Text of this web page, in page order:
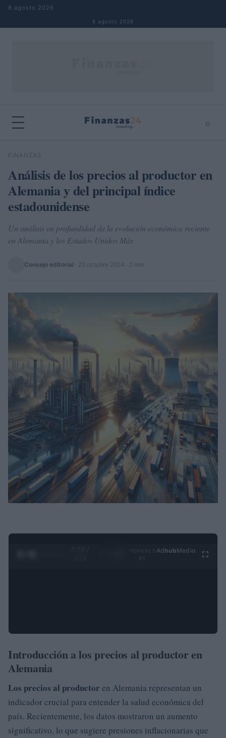
Saltar al contenido
8 agosto 2026
8 agosto 2026
⌕
Buscar
FINANZAS
Análisis de los precios al productor en
Alemania y del principal índice
estadounidense
Un análisis en profundidad de la evolución económica reciente
en Alemania y los Estados Unidos Más
Consejo editorial 22 octubre 2024 · 2 min
0:29 /
Ad hubMedia
Introducción a los precios al productor en
Alemania
Los precios al productor en Alemania representan un
indicador crucial para entender la salud económica del
país. Recientemente, los datos mostraron un aumento
significativo, lo que sugiere presiones inflacionarias que